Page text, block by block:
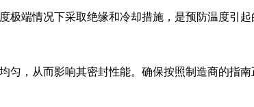
端情况下采取绝缘和冷却措施，是预防温度引起
匀，从而影响其密封性能。确保按照制造商的指